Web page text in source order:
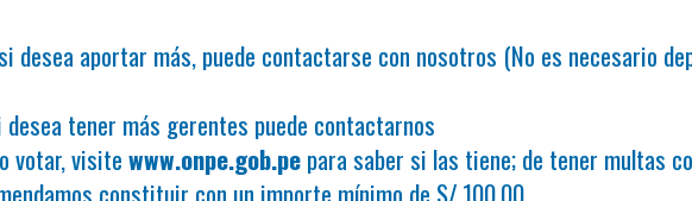
desea aportar más, puede contactarse con nosotros (No es necesario
tener más gerentes puede contactarnos
votar, visitewww.onpe.gob.pepara saber si las tiene; de tener multas
constituir con un importe mínimo de S/.100.00